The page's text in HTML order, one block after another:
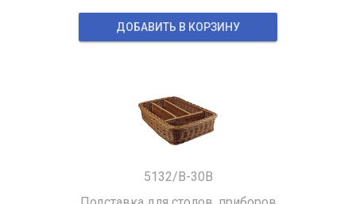
ДОБАВИТЬ В КОРЗИНУ
5132/B-30B